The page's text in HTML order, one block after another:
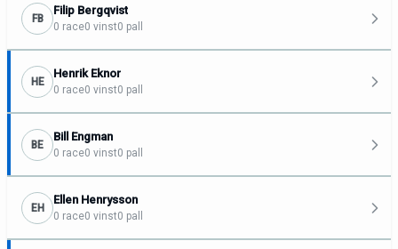
FB
Filip Bergqvist
0 race0 vinst0 pall
HE
Henrik Eknor
0 race0 vinst0 pall
BE
Bill Engman
0 race0 vinst0 pall
EH
Ellen Henrysson
0 race0 vinst0 pall